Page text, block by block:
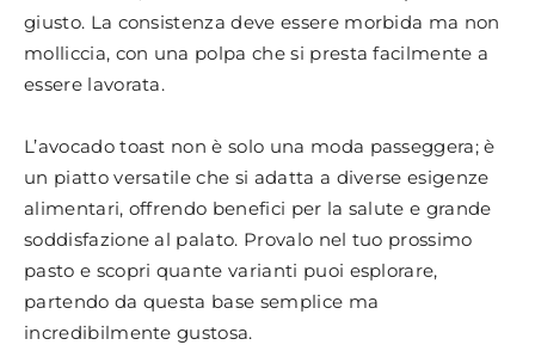
giusto. La consistenza deve essere morbida ma non
molliccia, con una polpa che si presta facilmente a
essere lavorata.
L’avocado toast non è solo una moda passeggera; è
un piatto versatile che si adatta a diverse esigenze
alimentari, offrendo benefici per la salute e grande
soddisfazione al palato. Provalo nel tuo prossimo
pasto e scopri quante varianti puoi esplorare,
partendo da questa base semplice ma
incredibilmente gustosa.